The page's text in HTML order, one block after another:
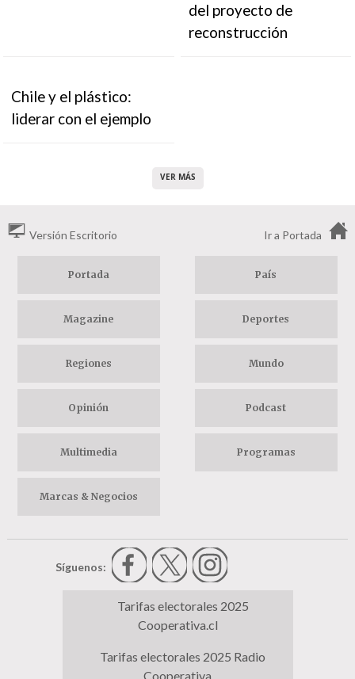
del proyecto de
reconstrucción
Chile y el plástico:
liderar con el ejemplo
VER MÁS
Versión Escritorio Ir a Portada
Portada País
Magazine Deportes
Regiones Mundo
Opinión Podcast
Multimedia Programas
Marcas & Negocios
Síguenos:
Tarifas electorales 2025
Cooperativa.cl
Tarifas electorales 2025 Radio
Cooperativa